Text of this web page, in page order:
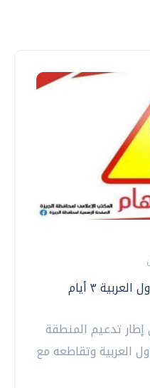
غلق جزئي لشارع جامعة الدول العربية ٣ أيام
تدعيم المنطقة
العربية وتقاطعه مع